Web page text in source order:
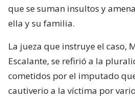
que se suman insultos y
ella y su familia.
La jueza que instruye el caso,
Escalante, se refirió a la
cometidos por el imputado
cautiverio a la víctima por